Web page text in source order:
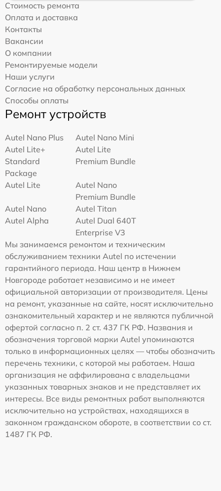
Стоимость ремонта
Оплата и доставка
Контакты
Вакансии
О компании
Ремонтируемые модели
Наши услуги
Согласие на обработку персональных данных
Способы оплаты
Ремонт устройств
Autel Nano Plus
Autel Nano Mini
Autel Lite+
Standard
Package
Autel Lite
Premium Bundle
Autel Lite
Autel Nano
Premium Bundle
Autel Nano
Autel Titan
Autel Alpha
Autel Dual 640T
Enterprise V3
Мы занимаемся ремонтом и техническим
обслуживанием техники Autel по истечении
гарантийного периода. Наш центр в Нижнем
Новгороде работает независимо и не имеет
официальной авторизации от производителя. Цены
на ремонт, указанные на сайте, носят исключительно
ознакомительный характер и не являются публичной
офертой согласно п. 2 ст. 437 ГК РФ. Названия и
обозначения торговой марки Autel упоминаются
только в информационных целях — чтобы обозначить
перечень техники, с которой мы работаем. Наша
организация не аффилирована с владельцами
указанных товарных знаков и не представляет их
интересы. Все виды ремонтных работ выполняются
исключительно на устройствах, находящихся в
законном гражданском обороте, в соответствии со ст.
1487 ГК РФ.